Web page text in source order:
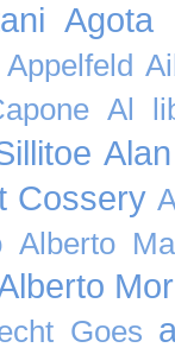
Agota
Al
Cossery
Alberto
Goes